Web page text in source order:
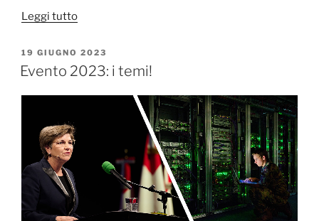
Leggi tutto“Di
giocatori,
pedinee
PUBBLICATO
IL
19 GIUGNO 2023
Evento 2023: i temi!